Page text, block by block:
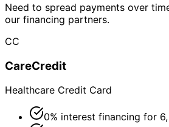
Need to spread payments over
our financing partners.
CC
CareCredit
Healthcare Credit Card
0% interest financing for